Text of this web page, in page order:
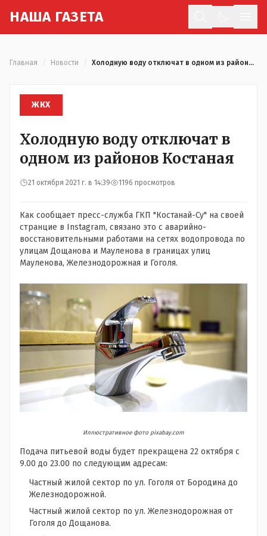
НАША ГАЗЕТА
Главная Новости Холодную воду отключат в одном из районов Костаная
ЖКХ
Холодную воду отключат в
одном из районов Костаная
21 октября 2021 г. в 14:39 1196 просмотров
Как сообщает пресс-служба ГКП "Костанай-Су" на своей
странцие в Instagram, связано это с аварийно-
восстановительными работами на сетях водопровода по
улицам Дощанова и Мауленова в границах улиц
Мауленова, Железнодорожная и Гоголя.
Иллюстративное фото pixabay.com
Подача питьевой воды будет прекращена 22 октября с
9.00 до 23.00 по следующим адресам:
Частный жилой сектор по ул. Гоголя от Бородина до
Железнодорожной.
Частный жилой сектор по ул. Железнодорожная от
Гоголя до Дощанова.